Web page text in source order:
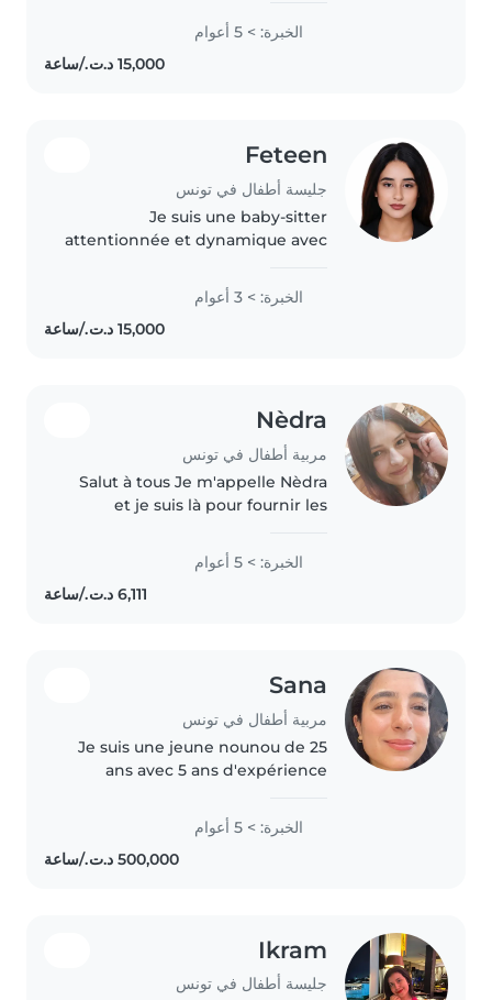
الخبرة: > 5 أعوام
Feteen
جليسة أطفال في تونس
Je suis une baby-sitter
attentionnée et dynamique avec
tout-petits. Multilingue (arabe,
français, anglais), je propose des
activités ludiques et créatives..
الخبرة: > 3 أعوام
Nèdra
مربية أطفال في تونس
Salut à tous Je m'appelle Nèdra
et je suis là pour fournir les
babysitting à vos enfants . Je suis
très empathique, attentive et
créative avec les enfants...
الخبرة: > 5 أعوام
Sana
مربية أطفال في تونس
Je suis une jeune nounou de 25
ans avec 5 ans d'expérience
des bébés aux écoliers. J'ai des
compétences variées comme la
lecture, les activités manuelles,..
الخبرة: > 5 أعوام
Ikram
جليسة أطفال في تونس